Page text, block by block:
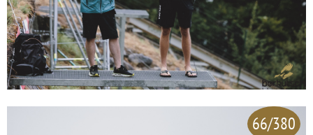
66/380